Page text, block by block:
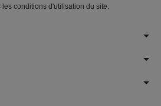
conditions d'utilisation du site.